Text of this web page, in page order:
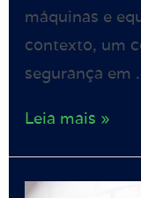
máquinas e
contexto, um
segurança em
Leia mais »